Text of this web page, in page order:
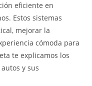
eficiente en
Estos sistemas
mejorar la
cómoda para
te explicamos los
y sus